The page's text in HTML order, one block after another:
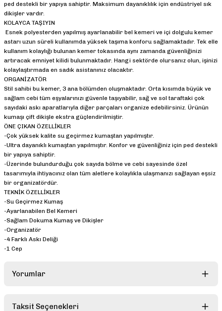
ped destekli bir yapıya sahiptir. Maksimum dayanıklılık için endüstriyel sık
dikişler vardır.
KOLAYCA TAŞIYIN
Esnek polyesterden yapılmış ayarlanabilir bel kemeri ve içi dolgulu kemer
astarı uzun süreli kullanımda yüksek taşıma konforu sağlamaktadır. Tek elle
kullanım kolaylığı bulunan kemer tokasında aynı zamanda güvenliğinizi
artıracak emniyet kilidi bulunmaktadır. Hangi sektörde olursanız olun, işinizi
kolaylaştırmada en sadık asistanınız olacaktır.
ORGANİZATÖR
Stil sahibi bu kemer, 3 ana bölümden oluşmaktadır. Orta kısımda büyük ve
sağlam cebi tüm eşyalarınızı güvenle taşıyabilir, sağ ve sol taraftaki çok
sayıdaki askı aparatlarıyla diğer parçaları organize edebilirsiniz. Ürünün
kumaşı çift dikişle ekstra güçlendirilmiştir.
ÖNE ÇIKAN ÖZELLİKLER
-Çok yüksek kalite su geçirmez kumaştan yapılmıştır.
-Ultra dayanıklı kumaştan yapılmıştır. Konfor ve güvenliğiniz için ped destekli
bir yapıya sahiptir.
-Üzerinde bulundurduğu çok sayıda bölme ve cebi sayesinde özel
tasarımıyla ihtiyacınız olan tüm aletlere kolaylıkla ulaşmanızı sağlayan eşsiz
bir organizatördür.
TEKNİK ÖZELLİKLER
-Su Geçirmez Kumaş
-Ayarlanabilen Bel Kemeri
-Sağlam Dokuma Kumaş ve Dikişler
-Organizatör
-4 Farklı Askı Deliği
-1 Cep
Yorumlar
Taksit Seçenekleri